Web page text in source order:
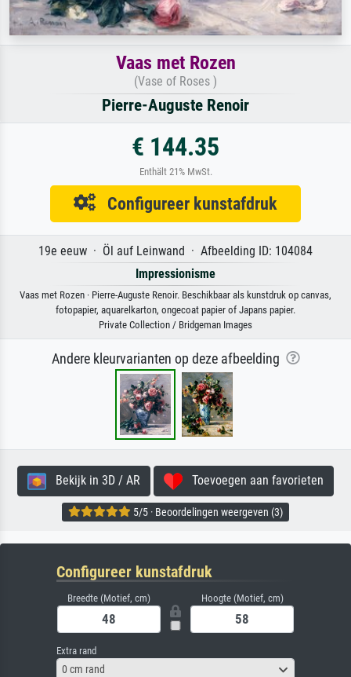
Vaas met Rozen
(Vase of Roses )
Pierre-Auguste Renoir
€ 144.35
Enthält 21% MwSt.
Configureer kunstafdruk
19e eeuw · Öl auf Leinwand · Afbeelding ID: 104084
Impressionisme
Vaas met Rozen · Pierre-Auguste Renoir. Beschikbaar als kunstdruk op canvas,
fotopapier, aquarelkarton, ongecoat papier of Japans papier.
Private Collection / Bridgeman Images
Andere kleurvarianten op deze afbeelding
Bekijk in 3D / AR Toevoegen aan favorieten
5/5 · Beoordelingen weergeven (3)
Configureer kunstafdruk
Breedte (Motief, cm) Hoogte (Motief, cm)
Extra rand
0 cm rand